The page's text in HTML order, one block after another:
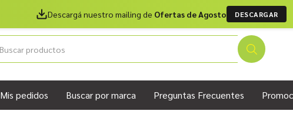
Descargá nuestro mailing de Ofertas de Agosto DESCARGAR
Mis pedidos Buscar por marca Preguntas Frecuentes